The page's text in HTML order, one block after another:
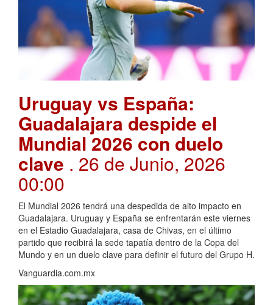
Uruguay vs España:
Guadalajara despide el
Mundial 2026 con duelo
clave . 26 de Junio, 2026
00:00
El Mundial 2026 tendrá una despedida de alto impacto en
Guadalajara. Uruguay y España se enfrentarán este viernes
en el Estadio Guadalajara, casa de Chivas, en el último
partido que recibirá la sede tapatía dentro de la Copa del
Mundo y en un duelo clave para definir el futuro del Grupo H.
Vanguardia.com.mx